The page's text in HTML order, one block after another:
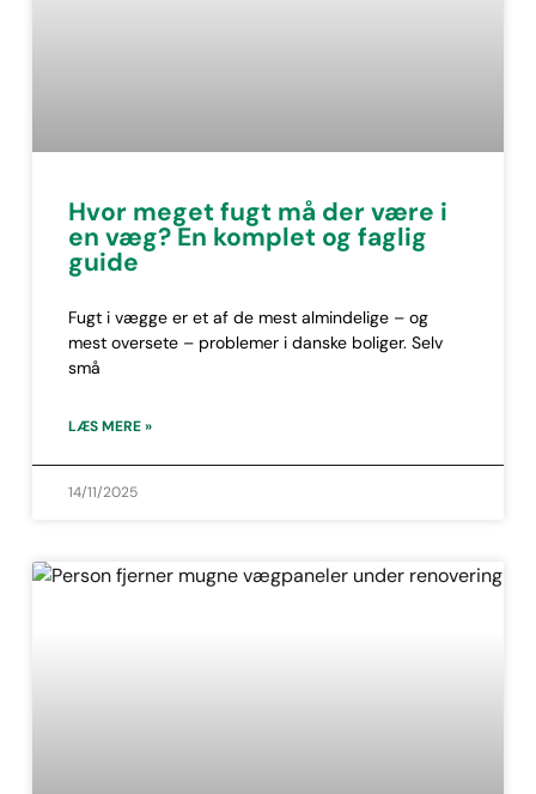
Hvor meget fugt må der være i
en væg? En komplet og faglig
guide
Fugt i vægge er et af de mest almindelige – og
mest oversete – problemer i danske boliger. Selv
små
LÆS MERE »
14/11/2025